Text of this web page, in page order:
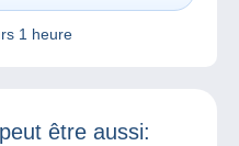
1 heure
être aussi: